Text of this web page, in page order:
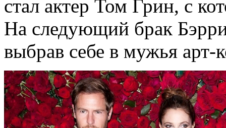
стал актер Том Грин, с
На следующий брак
выбрав себе в мужья арт-